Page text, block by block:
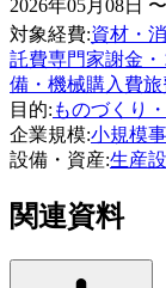
2026年05月08日
対象経費:資材・
託費専門家謝金
備・機械購入費旅
目的: ものづくり
企業規模:小規模
設備・資産:生産
関連資料